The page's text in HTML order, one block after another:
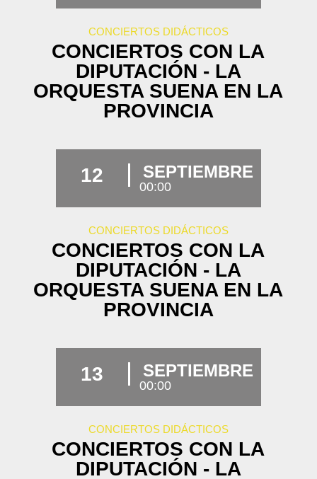
CONCIERTOS DIDÁCTICOS
CONCIERTOS CON LA
DIPUTACIÓN - LA
ORQUESTA SUENA EN LA
PROVINCIA
12 SEPTIEMBRE
00:00
CONCIERTOS DIDÁCTICOS
CONCIERTOS CON LA
DIPUTACIÓN - LA
ORQUESTA SUENA EN LA
PROVINCIA
13 SEPTIEMBRE
00:00
CONCIERTOS DIDÁCTICOS
CONCIERTOS CON LA
DIPUTACIÓN - LA